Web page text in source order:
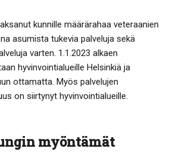
kunnille määrärahaa veteraanien
asumista tukevia palveluja sekä
varten. 1.1.2023 alkaen
hyvinvointialueille Helsinkiä ja
ottamatta. Myös palvelujen
on siirtynyt hyvinvointialueille.
myöntämät